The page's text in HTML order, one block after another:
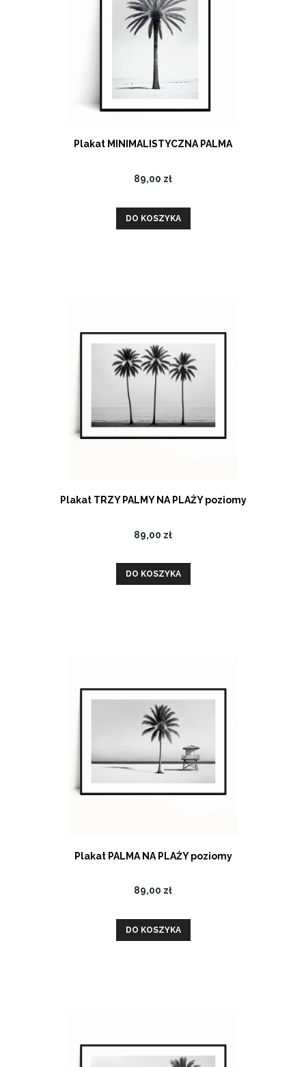
Plakat MINIMALISTYCZNA PALMA
89,00 zł
DO KOSZYKA
Plakat TRZY PALMY NA PLAŻY poziomy
89,00 zł
DO KOSZYKA
Plakat PALMA NA PLAŻY poziomy
89,00 zł
DO KOSZYKA